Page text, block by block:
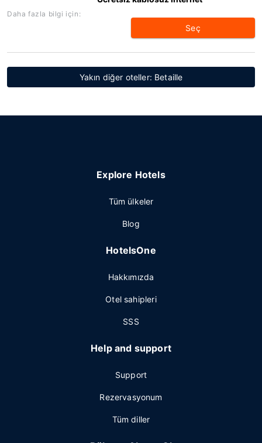
Daha fazla bilgi için:
Seç
Yakın diğer oteller: Betaille
Explore Hotels
Tüm ülkeler
Blog
HotelsOne
Hakkımızda
Otel sahipleri
SSS
Help and support
Support
Rezervasyonum
Tüm diller